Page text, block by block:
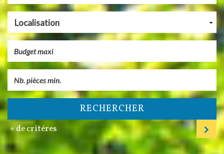
Localisation
RECHERCHER
+ de critéres